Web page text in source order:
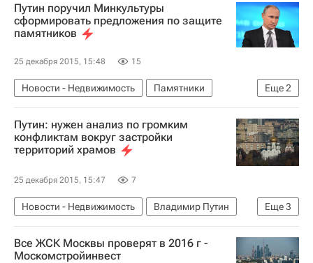
Россия
Путин поручил Минкультуры
сформировать предложения по защите
памятников
25 декабря 2015, 15:48 15
Еще2
Новости - Недвижимость
Памятники
Владимир Путин
Россия
Путин: нужен анализ по громким
конфликтам вокруг застройки
территорий храмов
25 декабря 2015, 15:47 7
Еще3
Новости - Недвижимость
Владимир Путин
Храмы
Земельные участки Россия
Все ЖСК Москвы проверят в 2016 г -
Москомстройинвест